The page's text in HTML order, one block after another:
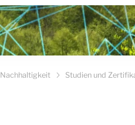
Einwilligung. Sie
erfahren Sie in
Nachhaltigkeit Studien und